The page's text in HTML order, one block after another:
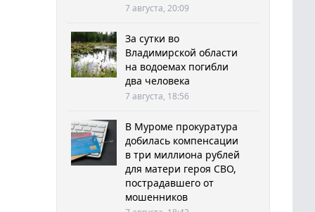
7 августа, 20:09
За сутки во
Владимирской области
на водоемах погибли
два человека
7 августа, 18:56
В Муроме прокуратура
добилась компенсации
в три миллиона рублей
для матери героя СВО,
пострадавшего от
мошенников